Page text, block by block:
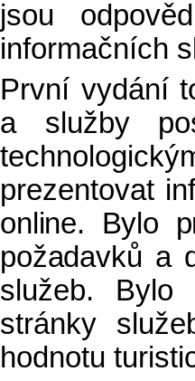
jsou
informačních
První vydání
a služby
prezentovat
online. Bylo
požadavků a
služeb. Bylo
stránky
hodnotu